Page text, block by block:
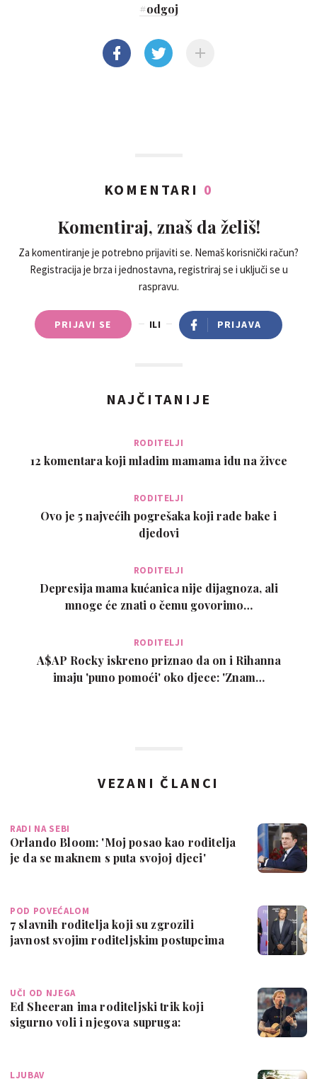
#odgoj
KOMENTARI 0
Komentiraj, znaš da želiš!
Za komentiranje je potrebno prijaviti se. Nemaš korisnički račun?
Registracija je brza i jednostavna, registriraj se i uključi se u
raspravu.
PRIJAVI SE ILI PRIJAVA
NAJČITANIJE
RODITELJI
12 komentara koji mladim mamama idu na živce
RODITELJI
Ovo je 5 najvećih pogrešaka koji rade bake i
djedovi
RODITELJI
Depresija mama kućanica nije dijagnoza, ali
mnoge će znati o čemu govorimo…
RODITELJI
A$AP Rocky iskreno priznao da on i Rihanna
imaju 'puno pomoći' oko djece: 'Znam…
VEZANI ČLANCI
RADI NA SEBI
Orlando Bloom: 'Moj posao kao roditelja
je da se maknem s puta svojoj djeci'
POD POVEĆALOM
7 slavnih roditelja koji su zgrozili
javnost svojim roditeljskim postupcima
UČI OD NJEGA
Ed Sheeran ima roditeljski trik koji
sigurno voli i njegova supruga:
LJUBAV